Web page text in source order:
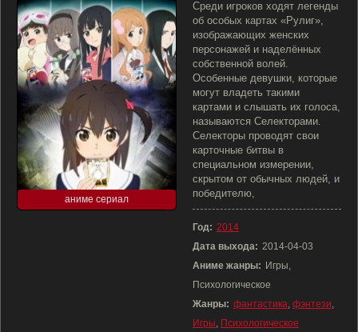
аниме сериал
Среди игроков ходят легенды
об особых картах «Рулиг»,
изображающих женских
персонажей и наделённых
собственной волей.
Особенные девушки, которые
могут владеть такими
картами и слышать их голоса,
называются Селекторами.
Селекторы проводят свои
карточные битвы в
специальном измерении,
скрытом от обычных людей, и
победителю,
Год: 2014
Дата выхода: 2014-04-03
Аниме жанры: Игры,
Психологическое
Жанры: фантастика, фэнтези,
Игры, Психологическое